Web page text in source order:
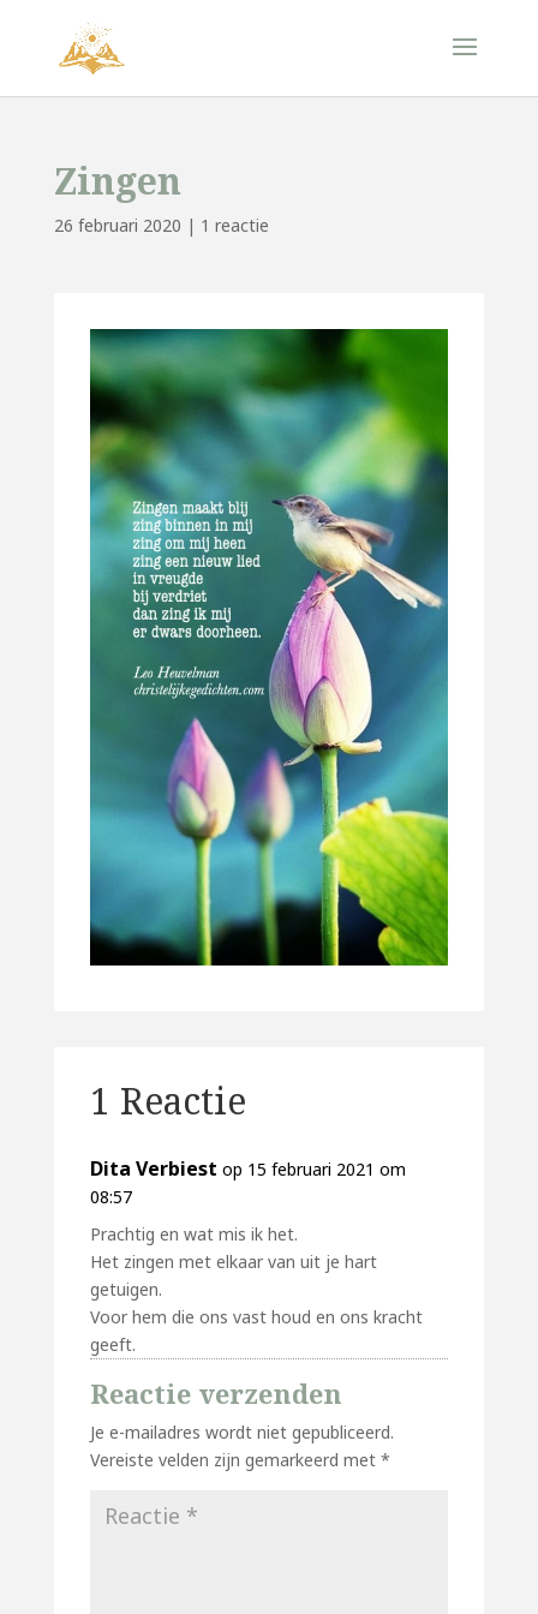
Zingen
26 februari 2020 | 1 reactie
1 Reactie
Dita Verbiest op 15 februari 2021 om
08:57
Prachtig en wat mis ik het.
Het zingen met elkaar van uit je hart
getuigen.
Voor hem die ons vast houd en ons kracht
geeft.
Reactie verzenden
Je e-mailadres wordt niet gepubliceerd.
Vereiste velden zijn gemarkeerd met *